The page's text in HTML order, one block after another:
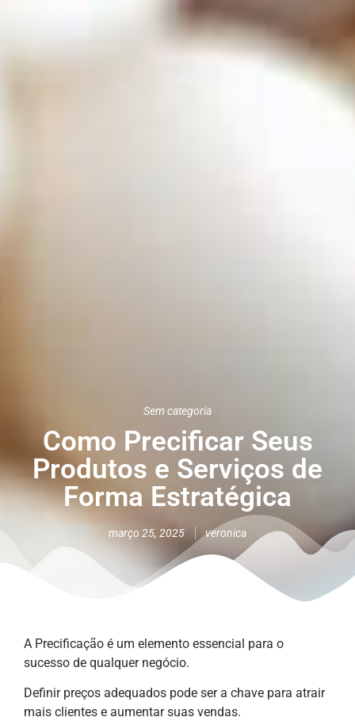
Sem categoria
Como Precificar Seus
Produtos e Serviços de
Forma Estratégica
março 25, 2025 veronica
A Precificação é um elemento essencial para o
sucesso de qualquer negócio.
Definir preços adequados pode ser a chave para atrair
mais clientes e aumentar suas vendas.